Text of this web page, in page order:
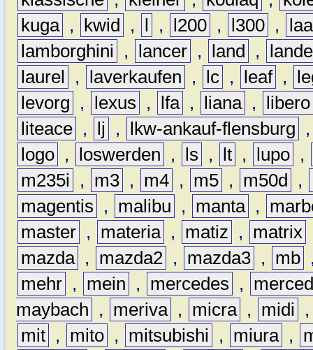
kuga , kwid , l , l200 , l300 ,
lamborghini
, lancer , land ,
laurel
, laverkaufen , lc , leaf ,
levorg
, lexus , lfa , liana ,
libero
liteace , lj , lkw-ankauf-flensburg
logo , loswerden , ls , lt , lupo ,
m235i
, m3 , m4 , m5 , m50d ,
magentis
, malibu , manta ,
master , materia , matiz , matrix
mazda , mazda2 , mazda3 , mb
mehr , mein , mercedes ,
maybach
, meriva , micra , midi
mit , mito , mitsubishi , miura ,